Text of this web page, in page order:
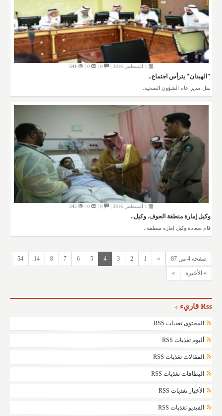
0 |
0 |
641
"الهبدان" يترأس اجتماع..
نقل مدير عام الشؤون الصحية..
0 |
0 |
842
وكيل إمارة منطقة الجوف. وكيل..
قام سعادة وكيل إمارة منطقة..
صفحة 4 من 87 «
1
2
3
4
5
6
7
8
14
54
» » الأخيرة
Rss قاريء
المحتوى تغذيات RSS
ألبوم تغذيات RSS
المقالات تغذيات RSS
البطاقات تغذيات RSS
الأخبار تغذيات RSS
الفيديو تغذيات RSS